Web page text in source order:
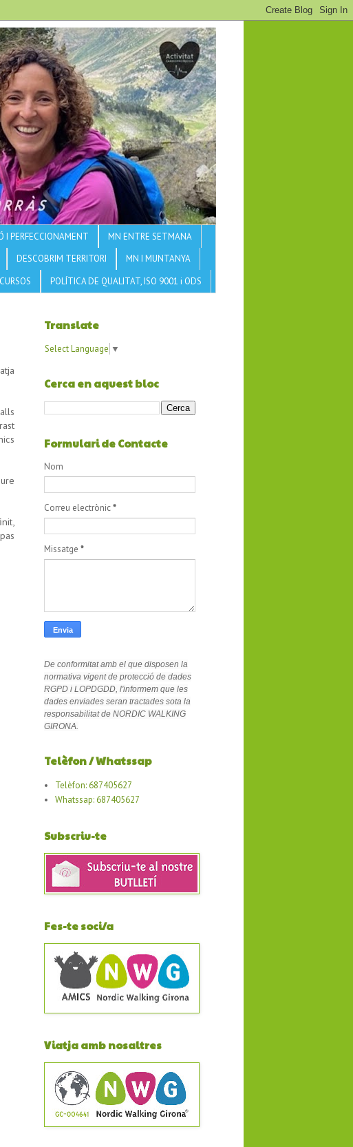
I PERFECCIONAMENT
MN ENTRE SETMANA
DESCOBRIM TERRITORI
MN I MUNTANYA
POLÍTICA DE QUALITAT, ISO 9001 i ODS
Translate
Select Language ▼
Cerca en aquest bloc
Formulari de Contacte
Nom
Correu electrònic*
Missatge *
De conformitat amb el que disposen la
normativa vigent de protecció de dades
RGPD i LOPDGDD, l'informem que les
dades enviades seran tractades sota la
responsabilitat de NORDIC WALKING
GIRONA.
Telèfon / Whatssap
Telèfon: 687405627
Whatssap: 687405627
Subscriu-te
Fes-te soci/a
Viatja amb nosaltres